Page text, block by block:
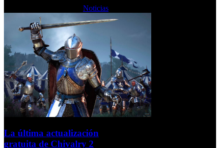
Noticias
La última actualización
gratuita de Chivalry 2